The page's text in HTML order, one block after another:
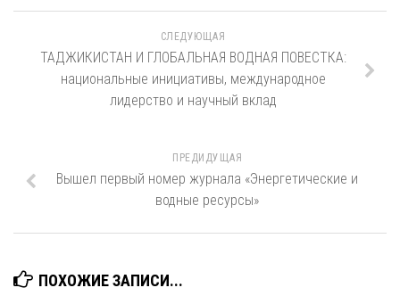
СЛЕДУЮЩАЯ
ТАДЖИКИСТАН И ГЛОБАЛЬНАЯ ВОДНАЯ ПОВЕСТКА:
национальные инициативы, международное
лидерство и научный вклад
ПРЕДИДУЩАЯ
Вышел первый номер журнала «Энергетические и
водные ресурсы»
ПОХОЖИЕ ЗАПИСИ...